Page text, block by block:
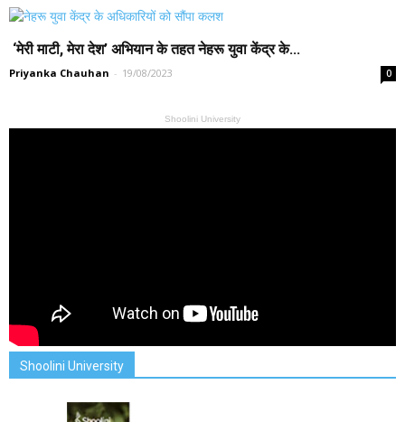
‘मेरी माटी, मेरा देश’ अभियान के तहत नेहरू युवा केंद्र के...
Priyanka Chauhan - 19/08/2023 0
Shoolini University
Shoolini University